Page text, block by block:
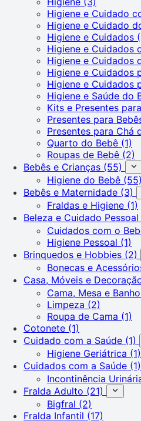
Higiene e Cuidado
Higiene e Cuidado
Higiene e Cuidados
Higiene e Cuidados
Higiene e Cuidados
Higiene e Cuidados
Higiene e Cuidados
Higiene e Saúde do
Kits e Presentes
Presentes para
Presentes para Chá
Quarto do Bebê (1)
Roupas de Bebê (2)
Bebês e Crianças (55)
Higiene do Bebê (55)
Bebês e Maternidade (3)
Fraldas e Higiene (1)
Beleza e Cuidado Pessoal
Cuidados com o
Higiene Pessoal (1)
Brinquedos e Hobbies (2)
Bonecas e
Casa, Móveis e
Cama, Mesa e Banho
Limpeza (2)
Roupa de Cama (1)
Cotonete (1)
Cuidado com a Saúde (1)
Higiene Geriátrica (1)
Cuidados com a Saúde (1)
Incontinência
Fralda Adulto (21)
Bigfral (2)
Fralda Infantil (17)